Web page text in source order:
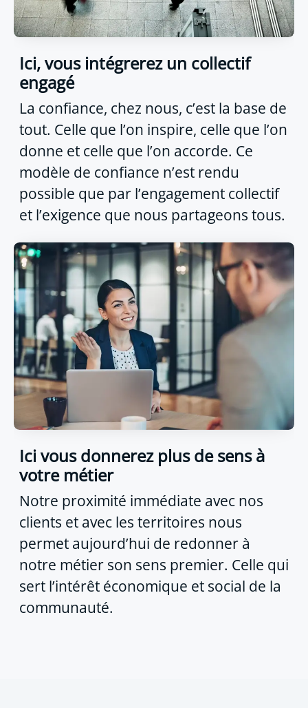
Ici, vous intégrerez un collectif
engagé
La confiance, chez nous, c’est la base de
tout. Celle que l’on inspire, celle que l’on
donne et celle que l’on accorde. Ce
modèle de confiance n’est rendu
possible que par l’engagement collectif
et l’exigence que nous partageons tous.
Ici vous donnerez plus de sens à
votre métier
Notre proximité immédiate avec nos
clients et avec les territoires nous
permet aujourd’hui de redonner à
notre métier son sens premier. Celle qui
sert l’intérêt économique et social de la
communauté.